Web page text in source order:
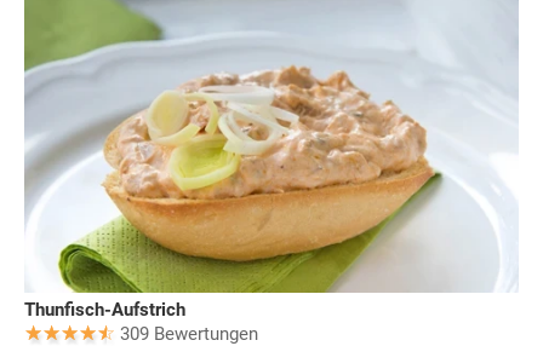
Thunfisch-Aufstrich
309 Bewertungen